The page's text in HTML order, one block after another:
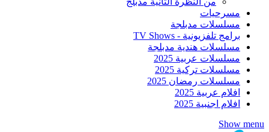
مسرحيات
مسلسلات مدبلجة
برامج تلفزيونية - TV Shows
مسلسلات هندية مدبلجة
مسلسلات عربية 2025
مسلسلات تركية 2025
مسلسلات رمضان 2025
افلام عربية 2025
افلام اجنبية 2025
Show menu